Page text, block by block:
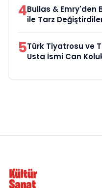
4Bullas & Emry'den
ile Tarz
5Türk Tiyatrosu ve
Usta İsmi Can